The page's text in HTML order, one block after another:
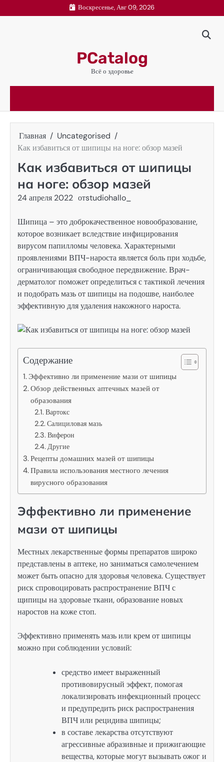
к
Воскресенье, Авг 09, 2026
PCatalog
Всё о здоровье
Главная
Uncategorised
Как избавиться от шипицы на ноге: обзор мазей
Как избавиться от шипицы
на ноге: обзор мазей
24 апреля 2022 отstudiohallo_
Шипица – это доброкачественное новообразование,
которое возникает вследствие инфицирования
вирусом папилломы человека. Характерными
проявлениями ВПЧ-нароста является боль при ходьбе,
ограничивающая свободное передвижение. Врач-
дерматолог поможет определиться с тактикой лечения
и подобрать мазь от шипицы на подошве, наиболее
эффективную для удаления накожного нароста.
Содержание
Эффективно ли применение мази от шипицы
Обзор действенных аптечных мазей от
образования
Вартокс
Салициловая мазь
Виферон
Другие
Рецепты домашних мазей от шипицы
Правила использования местного лечения
вирусного образования
Эффективно ли применение
мази от шипицы
Местных лекарственные формы препаратов широко
представлены в аптеке, но заниматься самолечением
может быть опасно для здоровья человека. Существует
риск спровоцировать распространение ВПЧ с
щипицы на здоровые ткани, образование новых
наростов на коже стоп.
Эффективно применять мазь или крем от шипицы
можно при соблюдении условий:
средство имеет выраженный
противовирусный эффект, помогая
локализировать инфекционный процесс
и предупредить риск распространения
ВПЧ или рецидива шипицы;
в составе лекарства отсутствуют
агрессивные абразивные и прижигающие
вещества, которые могут вызывать ожог и